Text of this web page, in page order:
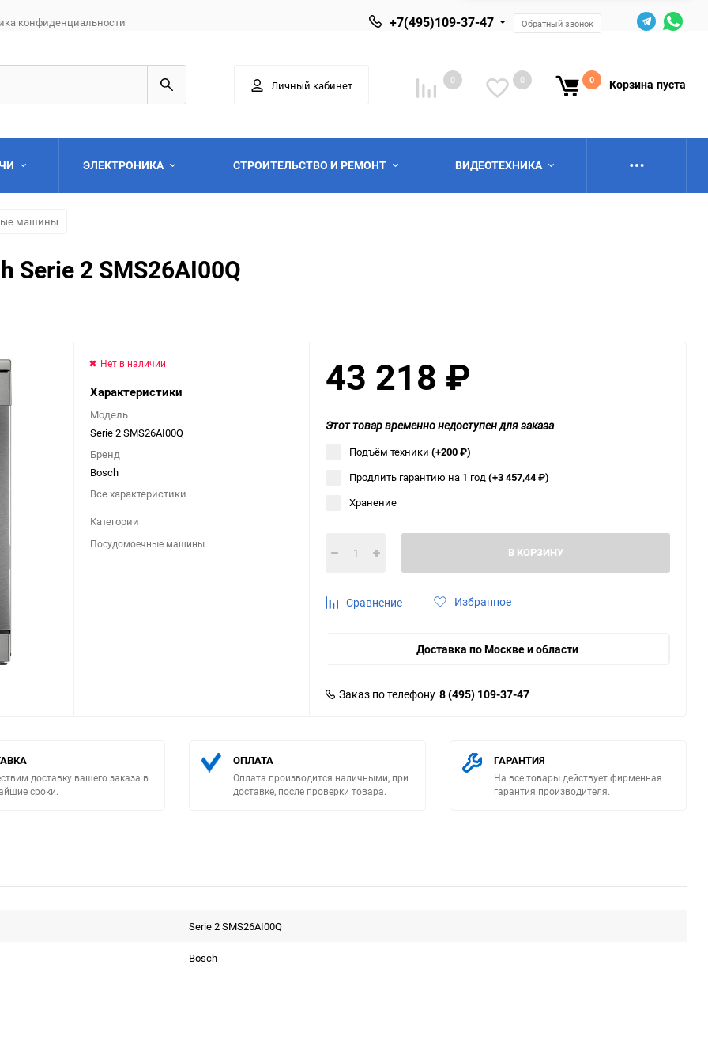
конфиденциальности +7(495)109-37-47 Обратный звонок
Личный кабинет 0 0 0 Корзина пуста
Выберите категорию
ЭЛЕКТРОНИКА СТРОИТЕЛЬСТВО И РЕМОНТ ВИДЕОТЕХНИКА
машины
2 SMS26AI00Q
Нет в наличии
Характеристики
Модель
Serie 2 SMS26AI00Q
Бренд
Bosch
Все характеристики
Категории
Посудомоечные машины
43 218 ₽
Этот товар временно недоступен для заказа
Подъём техники (+200₽)
Продлить гарантию на 1 год(+3 457,44₽)
Хранение
В КОРЗИНУ
Сравнение Избранное
Доставка по Москве и области
Заказ по телефону 8 (495) 109-37-47
доставку вашего заказа в
сроки.
ОПЛАТА
Оплата производится наличными, при
доставке, после проверки товара.
ГАРАНТИЯ
На все товары действует фирменная
гарантия производителя.
Serie 2 SMS26AI00Q
Bosch